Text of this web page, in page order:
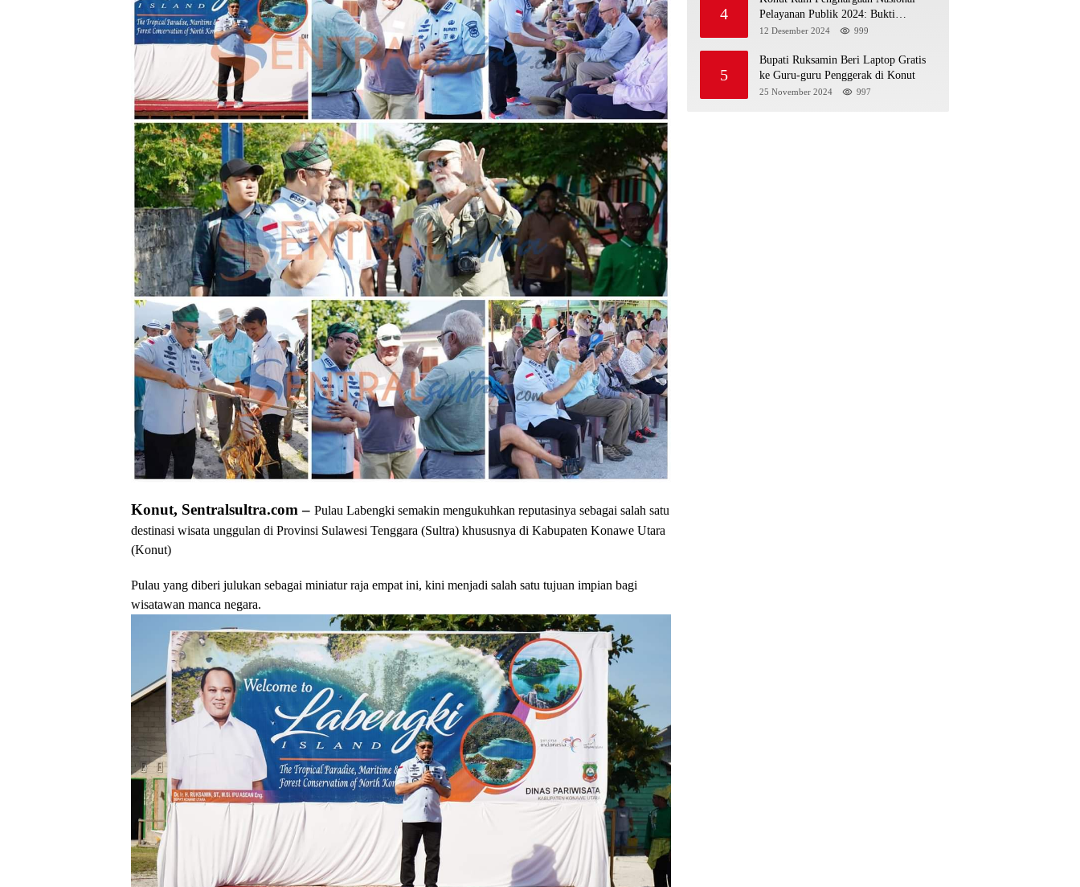
Konut, Sentralsultra.com – Pulau Labengki semakin mengukuhkan reputasinya sebagai salah satu
destinasi wisata unggulan di Provinsi Sulawesi Tenggara (Sultra) khususnya di Kabupaten Konawe Utara
(Konut)
Pulau yang diberi julukan sebagai miniatur raja empat ini, kini menjadi salah satu tujuan impian bagi
wisatawan manca negara.
4
Pelayanan Publik 2024: Bukti
Komitmen Menuju Pelayanan Prima
12 Desember 2024 999
5
Bupati Ruksamin Beri Laptop Gratis
ke Guru-guru Penggerak di Konut
25 November 2024 997